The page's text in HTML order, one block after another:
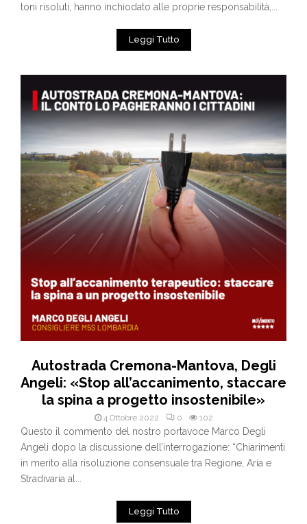
toni risoluti, hanno inchiodato alle proprie responsabilità,...
Leggi Tutto
Autostrada Cremona-Mantova, Degli
Angeli: «Stop all’accanimento, staccare
la spina a progetto insostenibile»
4 Ottobre 2022 0 102
Questo il commento del nostro portavoce Marco Degli
Angeli dopo la discussione dell’interrogazione: “Chiarimenti
in merito alla risoluzione consensuale tra Regione, Aria e
Stradivaria al...
Leggi Tutto